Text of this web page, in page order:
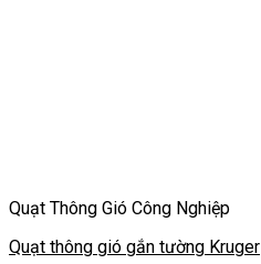
Quạt Thông Gió Công Nghiệp
Quạt thông gió gắn tường Kruger